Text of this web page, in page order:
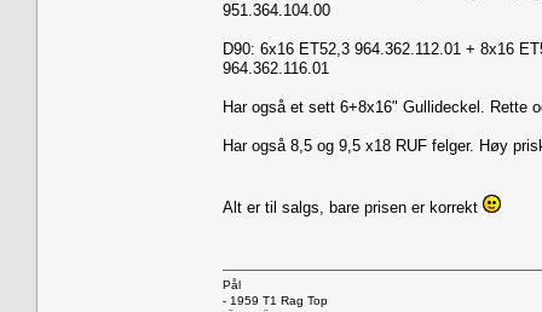
951.364.104.00
D90: 6x16 ET52,3 964.362.112.01 + 8x16
964.362.116.01
Har også et sett 6+8x16" Gullideckel. Rette
Har også 8,5 og 9,5 x18 RUF felger. Høy
Alt er til salgs, bare prisen er korrekt
Pål
- 1959 T1 Rag Top